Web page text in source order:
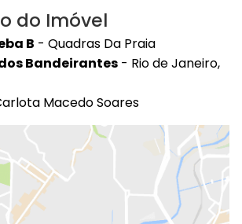
do Imóvel
B - Quadras Da Praia
Bandeirantes - Rio de Janeiro,
Macedo Soares